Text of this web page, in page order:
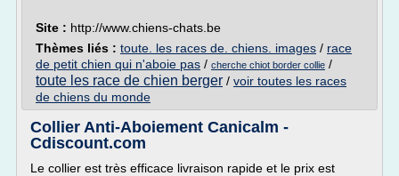
Site : http://www.chiens-chats.be
Thèmes liés : toute. les races de. chiens. images / race
de petit chien qui n'aboie pas / cherche chiot border collie /
toute les race de chien berger / voir toutes les races
de chiens du monde
Collier Anti-Aboiement Canicalm -
Cdiscount.com
Le collier est très efficace livraison rapide et le prix est